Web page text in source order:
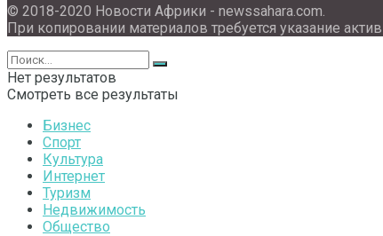
© 2018-2020 Новости Африки - newssahara.com.
При копировании материалов требуется указание
Нет результатов
Смотреть все результаты
Бизнес
Спорт
Культура
Интернет
Туризм
Недвижимость
Общество